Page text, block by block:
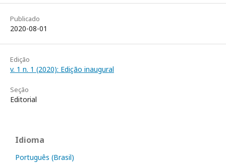
Publicado
2020-08-01
Edição
v. 1 n. 1 (2020): Edição inaugural
Seção
Editorial
Idioma
Português (Brasil)